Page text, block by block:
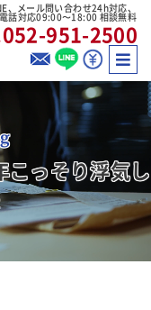
、メール問い合わせ24h対応、
電話対応09:00〜18:00 相談無料
052-951-2500
こっそり浮気し